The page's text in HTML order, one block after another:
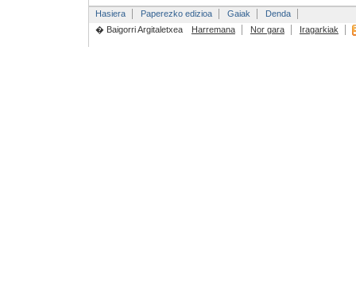
Hasiera Paperezko edizioa Gaiak
Denda
� Baigorri Argitaletxea
Harremana Nor gara Iragarkiak